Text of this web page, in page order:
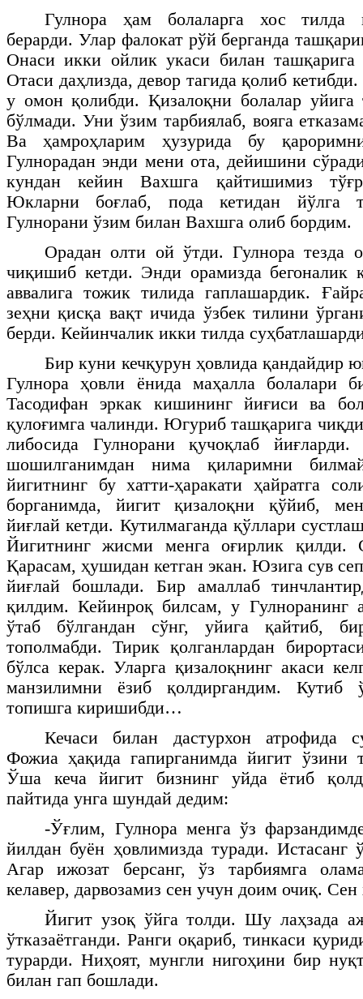
Гулнора ҳам болаларга хос тилда
берарди. Улар фалокат рўй берганда
Онаси икки ойлик укаси билан ташқарига
Отаси даҳлизда, девор тагида қолиб
у омон қолибди. Қизалоқни болалар
бўлмади. Уни ўзим тарбиялаб, вояга
Ва ҳамроҳларим ҳузурида бу
Гулнорадан энди мени ота, дейишини
кундан кейин Вахшга қайтишимиз
Юкларни боғлаб, пода кетидан йўлга
Гулнорани ўзим билан Вахшга олиб бордим.
Орадан олти ой ўтди. Гулнора тезда
чиқишиб кетди. Энди орамизда бегоналик
аввалига тожик тилида гаплашардик.
зеҳни қисқа вақт ичида ўзбек тилини
берди. Кейинчалик икки тилда
Бир куни кечқурун ҳовлида қандайдир
Гулнора ҳовли ёнида маҳалла болалари
Тасодифан эркак кишининг йиғиси ва
қулоғимга чалинди. Югуриб ташқарига
либосида Гулнорани қучоқлаб
шошилганимдан нима қиларимни
йигитнинг бу хатти-ҳаракати ҳайратга
борганимда, йигит қизалоқни қўйиб,
йиғлай кетди. Кутилмаганда қўллари
Йигитнинг жисми менга оғирлик қилди.
Қарасам, ҳушидан кетган экан. Юзига сув
йиғлай бошлади. Бир амаллаб
қилдим. Кейинроқ билсам, у Гулноранинг
ўтаб бўлгандан сўнг, уйига қайтиб,
тополмабди. Тирик қолганлардан
бўлса керак. Уларга қизалоқнинг акаси
манзилимни ёзиб қолдиргандим. Кутиб
топишга киришибди…
Кечаси билан дастурхон атрофида
Фожиа ҳақида гапирганимда йигит ўзини
Ўша кеча йигит бизнинг уйда ётиб
пайтида унга шундай дедим:
-Ўғлим, Гулнора менга ўз
йилдан буён ҳовлимизда туради. Истасанг
Агар ижозат берсанг, ўз тарбиямга
келавер, дарвозамиз сен учун доим очиқ.
Йигит узоқ ўйга толди. Шу лаҳзада
ўтказаётганди. Ранги оқариб, тинкаси
турарди. Ниҳоят, мунгли нигоҳини бир
билан гап бошлади.